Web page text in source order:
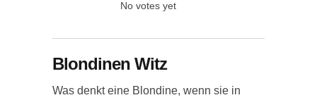
No votes yet
Blondinen Witz
Was denkt eine Blondine, wenn sie in